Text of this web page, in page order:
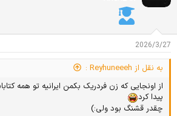
ز
:
2026/3/27
به نقل از Reyhuneeeh :
از اونجایی که زن فردریک بکمن ایرانیه تو همه
پیدا کرد
چقدر قشنگ بود ولی:)